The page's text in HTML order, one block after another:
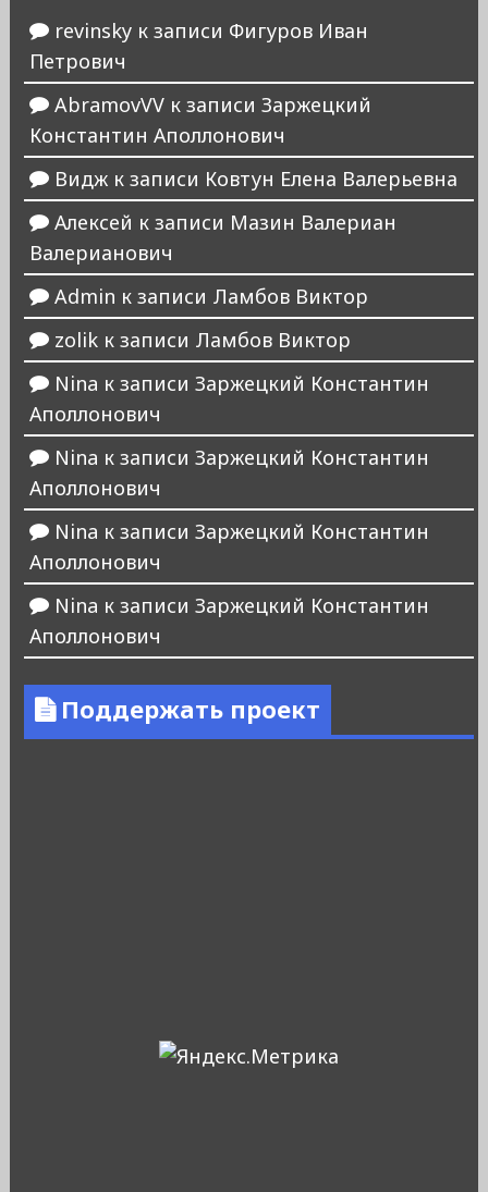
revinskyк записи Фигуров Иван
Петрович
AbramovVVк записи Заржецкий
Константин Аполлонович
Виджк записи Ковтун Елена Валерьевна
Алексей к записи Мазин Валериан
Валерианович
Admin к записи Ламбов Виктор
zolikк записи Ламбов Виктор
Nina к записи Заржецкий Константин
Аполлонович
Nina к записи Заржецкий Константин
Аполлонович
Nina к записи Заржецкий Константин
Аполлонович
Nina к записи Заржецкий Константин
Аполлонович
Поддержать проект